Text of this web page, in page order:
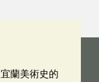
蘭美術史的